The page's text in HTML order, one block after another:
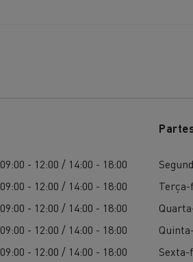
Veículos mineiros
09:00 - 12:00 / 14:00 - 18:00
09:00 - 12:00 / 14:00 - 18:00
09:00 - 12:00 / 14:00 - 18:00
09:00 - 12:00 / 14:00 - 18:00
09:00 - 12:00 / 14:00 - 18:00
Sexta-